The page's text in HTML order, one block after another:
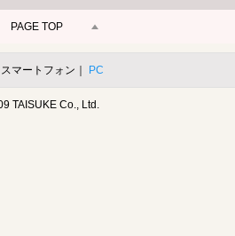
PAGE TOP
マートフォン｜ PC
TAISUKE Co., Ltd.